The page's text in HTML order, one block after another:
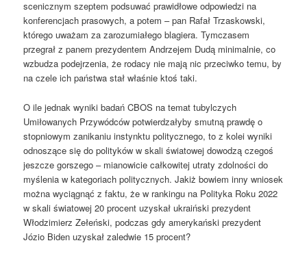
scenicznym szeptem podsuwać prawidłowe odpowiedzi na
konferencjach prasowych, a potem – pan Rafał Trzaskowski,
którego uważam za zarozumiałego blagiera. Tymczasem
przegrał z panem prezydentem Andrzejem Dudą minimalnie, co
wzbudza podejrzenia, że rodacy nie mają nic przeciwko temu, by
na czele ich państwa stał właśnie ktoś taki.
O ile jednak wyniki badań CBOS na temat tubylczych
Umiłowanych Przywódców potwierdzałyby smutną prawdę o
stopniowym zanikaniu instynktu politycznego, to z kolei wyniki
odnoszące się do polityków w skali światowej dowodzą czegoś
jeszcze gorszego – mianowicie całkowitej utraty zdolności do
myślenia w kategoriach politycznych. Jakiż bowiem inny wniosek
można wyciągnąć z faktu, że w rankingu na Polityka Roku 2022
w skali światowej 20 procent uzyskał ukraiński prezydent
Włodzimierz Zełeński, podczas gdy amerykański prezydent
Józio Biden uzyskał zaledwie 15 procent?